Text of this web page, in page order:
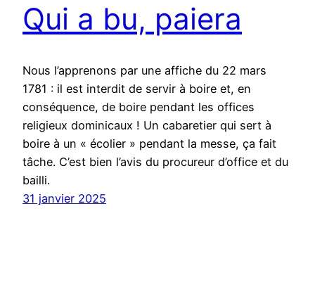
Qui a bu, paiera
Nous l’apprenons par une affiche du 22 mars
1781 : il est interdit de servir à boire et, en
conséquence, de boire pendant les offices
religieux dominicaux ! Un cabaretier qui sert à
boire à un « écolier » pendant la messe, ça fait
tâche. C’est bien l’avis du procureur d’office et du
bailli.
31 janvier 2025